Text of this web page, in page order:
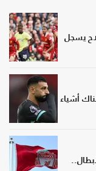
يسجل
أشياء